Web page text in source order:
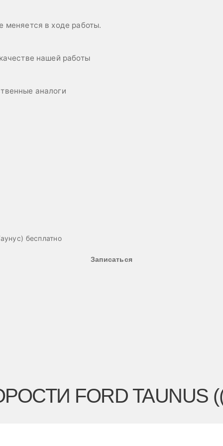
меняется в ходе работы.
нашей работы
аналоги
бесплатно
Записаться
FORD TAUNUS